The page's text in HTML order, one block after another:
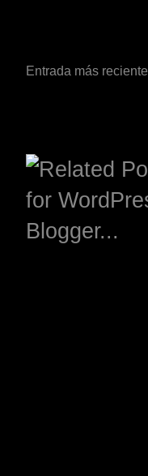
Entrada más reciente